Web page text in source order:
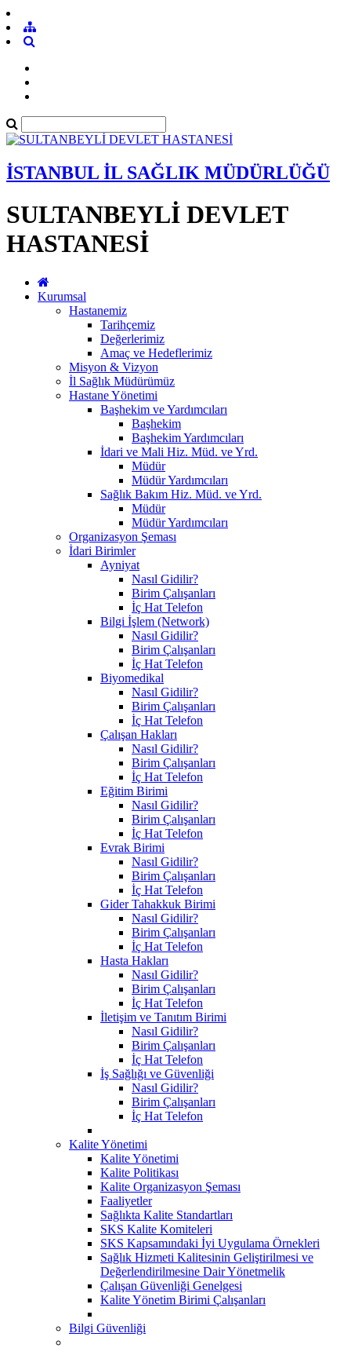
İSTANBUL İL SAĞLIK MÜDÜRLÜĞÜ
SULTANBEYLİ DEVLET
HASTANESİ
Kurumsal
Hastanemiz
Tarihçemiz
Değerlerimiz
Amaç ve Hedeflerimiz
Misyon & Vizyon
İl Sağlık Müdürümüz
Hastane Yönetimi
Başhekim ve Yardımcıları
Başhekim
Başhekim Yardımcıları
İdari ve Mali Hiz. Müd. ve Yrd.
Müdür
Müdür Yardımcıları
Sağlık Bakım Hiz. Müd. ve Yrd.
Müdür
Müdür Yardımcıları
Organizasyon Şeması
İdari Birimler
Ayniyat
Nasıl Gidilir?
Birim Çalışanları
İç Hat Telefon
Bilgi İşlem (Network)
Nasıl Gidilir?
Birim Çalışanları
İç Hat Telefon
Biyomedikal
Nasıl Gidilir?
Birim Çalışanları
İç Hat Telefon
Çalışan Hakları
Nasıl Gidilir?
Birim Çalışanları
İç Hat Telefon
Eğitim Birimi
Nasıl Gidilir?
Birim Çalışanları
İç Hat Telefon
Evrak Birimi
Nasıl Gidilir?
Birim Çalışanları
İç Hat Telefon
Gider Tahakkuk Birimi
Nasıl Gidilir?
Birim Çalışanları
İç Hat Telefon
Hasta Hakları
Nasıl Gidilir?
Birim Çalışanları
İç Hat Telefon
İletişim ve Tanıtım Birimi
Nasıl Gidilir?
Birim Çalışanları
İç Hat Telefon
İş Sağlığı ve Güvenliği
Nasıl Gidilir?
Birim Çalışanları
İç Hat Telefon
Kalite Yönetimi
Kalite Yönetimi
Kalite Politikası
Kalite Organizasyon Şeması
Faaliyetler
Sağlıkta Kalite Standartları
SKS Kalite Komiteleri
SKS Kapsamındaki İyi Uygulama Örnekleri
Sağlık Hizmeti Kalitesinin Geliştirilmesi ve
Değerlendirilmesine Dair Yönetmelik
Çalışan Güvenliği Genelgesi
Kalite Yönetim Birimi Çalışanları
Bilgi Güvenliği